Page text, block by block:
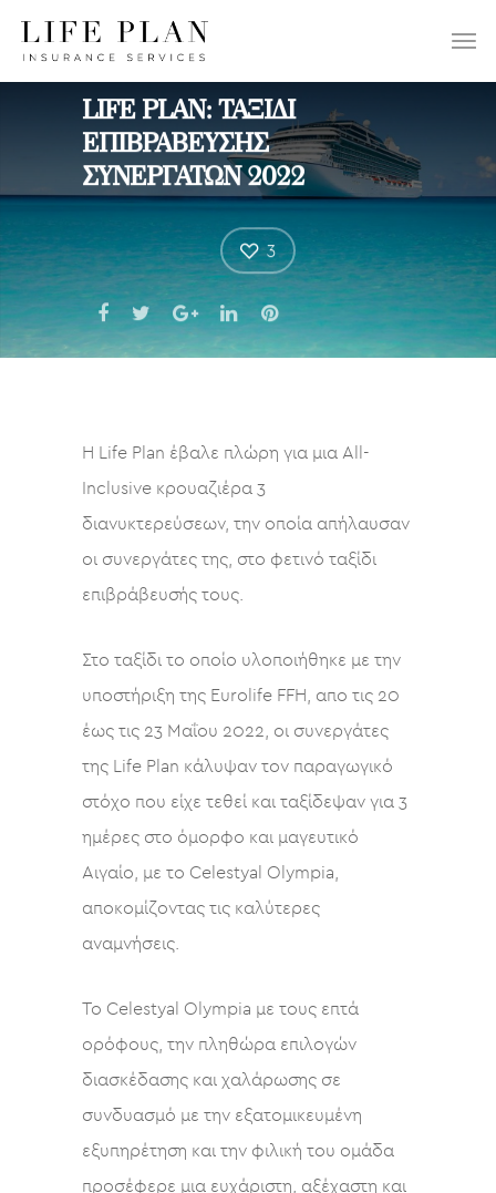
ΕΠΙΛΕΞΤΕ:
LIFE PLAN: ΤΑΞΙΔΙ
ΕΠΙΒΡΑΒΕΥΣΗΣ
ΣΥΝΕΡΓΑΤΩΝ 2022
3
Η Life Plan έβαλε πλώρη για μια All-
Inclusive κρουαζιέρα 3
διανυκτερεύσεων, την οποία απήλαυσαν
οι συνεργάτες της, στο φετινό ταξίδι
επιβράβευσής τους.
Στο ταξίδι το οποίο υλοποιήθηκε με την
υποστήριξη της Eurolife FFH, απο τις 20
έως τις 23 Μαΐου 2022, οι συνεργάτες
της Life Plan κάλυψαν τον παραγωγικό
στόχο που είχε τεθεί και ταξίδεψαν για 3
ημέρες στο όμορφο και μαγευτικό
Αιγαίο, με το Celestyal Olympia,
αποκομίζοντας τις καλύτερες
αναμνήσεις.
To Celestyal Olympia με τους επτά
ορόφους, την πληθώρα επιλογών
διασκέδασης και χαλάρωσης σε
συνδυασμό με την εξατομικευμένη
εξυπηρέτηση και την φιλική του ομάδα
προσέφερε μια ευχάριστη, αξέχαστη και